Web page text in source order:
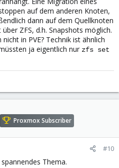
auf dem anderen Knoten,
dann auf dem Quellknoten
ZFS, d.h. Snapshots möglich.
in PVE? Technik ist ähnlich
ja eigentlich nur zfs set
Proxmox Subscriber
#10
Thema.